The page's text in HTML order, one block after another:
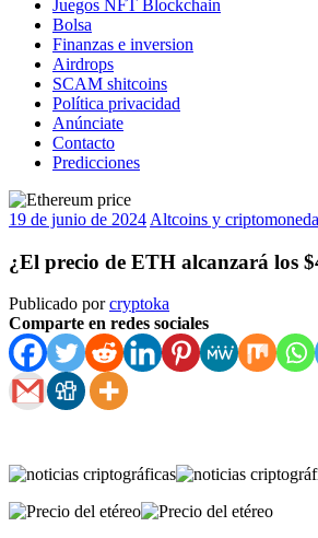
Juegos NFT Blockchain
Bolsa
Finanzas e inversion
Airdrops
SCAM shitcoins
Política privacidad
Anúnciate
Contacto
Predicciones
19 de junio de 2024 Altcoins y
¿El precio de ETH alcanzará los
Publicado porcryptoka
Comparte en redes sociales